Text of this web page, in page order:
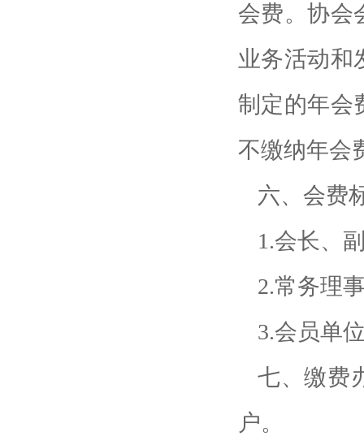
会费。协会
业务活动和
制定的年会
不缴纳年会
六、会费
1.会长、
2.常务理
3.会员单
七、缴费
户。